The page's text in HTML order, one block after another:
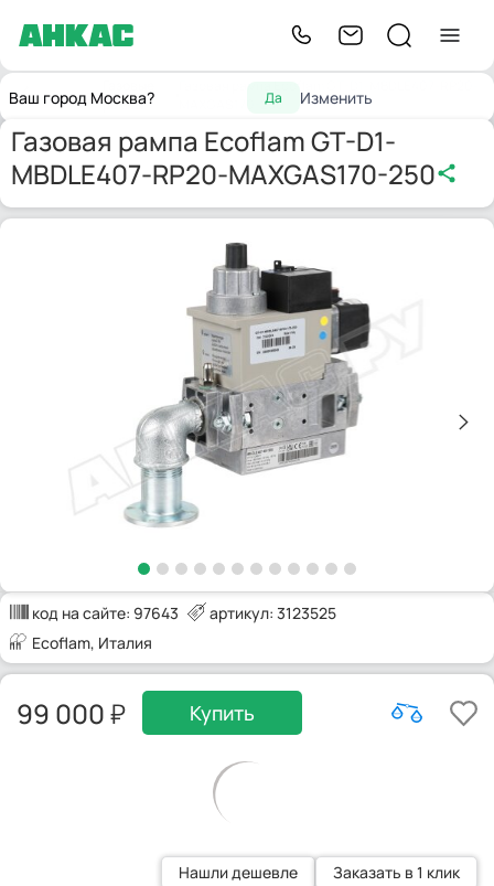
Ваш город Москва? Да Изменить
Главнаярампы
MAXGAS170-250
Газовая рампа Ecoflam GT-D1-
MBDLE407-RP20-MAXGAS170-250
код на сайте: 97643
артикул: 3123525
Ecoflam, Италия
99 000 Купить
Нашли дешевле Заказать в 1 клик